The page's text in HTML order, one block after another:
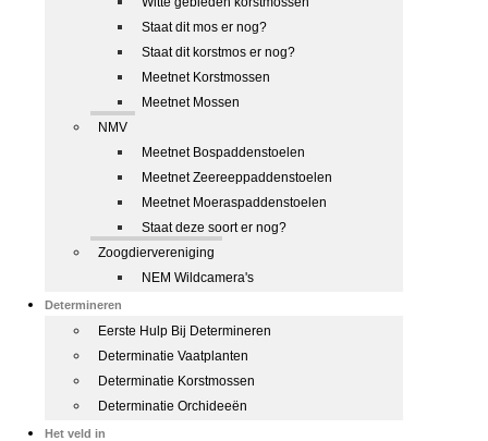
Staat dit mos er nog?
Staat dit korstmos er nog?
Meetnet Korstmossen
Meetnet Mossen
NMV
Meetnet Bospaddenstoelen
Meetnet Zeereeppaddenstoelen
Meetnet Moeraspaddenstoelen
Staat deze soort er nog?
Zoogdiervereniging
NEM Wildcamera's
Determineren
Eerste Hulp Bij Determineren
Determinatie Vaatplanten
Determinatie Korstmossen
Determinatie Orchideeën
Het veld in